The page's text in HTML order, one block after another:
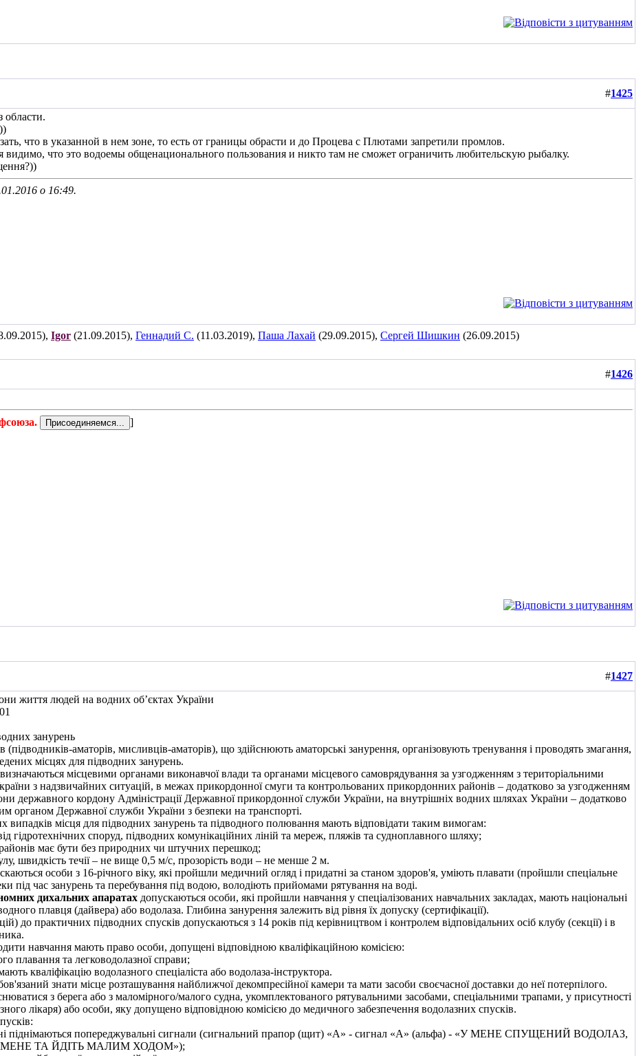
#1425
области.
что в указанной в нем зоне, то есть от границы обрасти и до Процева с Плютами запретили промлов.
видимо, что это водоемы общенационального пользования и никто там не сможет ограничить любительскую рыбалку.
о 16:49.
Igor (21.09.2015), Геннадий С. (11.03.2019), Паша Лахай (29.09.2015), Сергей Шишкин (26.09.2015)
#1426
]
#1427
життя людей на водних об’єктах України
занурень
(підводників-аматорів, мисливців-аматорів), що здійснюють аматорські занурення, організовують тренування і проводять змагання,
місцях для підводних занурень.
місцевими органами виконавчої влади та органами місцевого самоврядування за узгодженням з територіальними
з надзвичайних ситуацій, в межах прикордонної смуги та контрольованих прикордонних районів – додатково за узгодженням
державного кордону Адміністрації Державної прикордонної служби України, на внутрішніх водних шляхах України – додатково
органом Державної служби України з безпеки на транспорті.
місця для підводних занурень та підводного полювання мають відповідати таким вимогам:
гідротехнічних споруд, підводних комунікаційних ліній та мереж, пляжів та судноплавного шляху;
має бути без природних чи штучних перешкод;
швидкість течії – не вище 0,5 м/с, прозорість води – не менше 2 м.
особи з 16-річного віку, які пройшли медичний огляд і придатні за станом здоров'я, уміють плавати (пройшли спеціальне
під час занурень та перебування під водою, володіють прийомами рятування на воді.
дихальних апаратах допускаються особи, які пройшли навчання у спеціалізованих навчальних закладах, мають національні
плавця (дайвера) або водолаза. Глибина занурення залежить від рівня їх допуску (сертифікації).
до практичних підводних спусків допускаються з 14 років під керівництвом і контролем відповідальних осіб клубу (секції) і в
навчання мають право особи, допущені відповідною кваліфікаційною комісією:
плавання та легководолазної справи;
кваліфікацію водолазного спеціаліста або водолаза-інструктора.
знати місце розташування найближчої декомпресійної камери та мати засоби своєчасної доставки до неї потерпілого.
з берега або з маломірного/малого судна, укомплектованого рятувальними засобами, спеціальними трапами, у присутності
лікаря) або особи, яку допущено відповідною комісією до медичного забезпечення водолазних спусків.
піднімаються попереджувальні сигнали (сигнальний прапор (щит) «А» - сигнал «А» (альфа) - «У МЕНЕ СПУЩЕНИЙ ВОДОЛАЗ,
ТА ЙДІТЬ МАЛИМ ХОДОМ»);